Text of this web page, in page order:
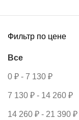
Фильтр по цене
Все
0 ₽ - 7 130 ₽
7 130 ₽ - 14 260 ₽
14 260 ₽ - 21 390 ₽